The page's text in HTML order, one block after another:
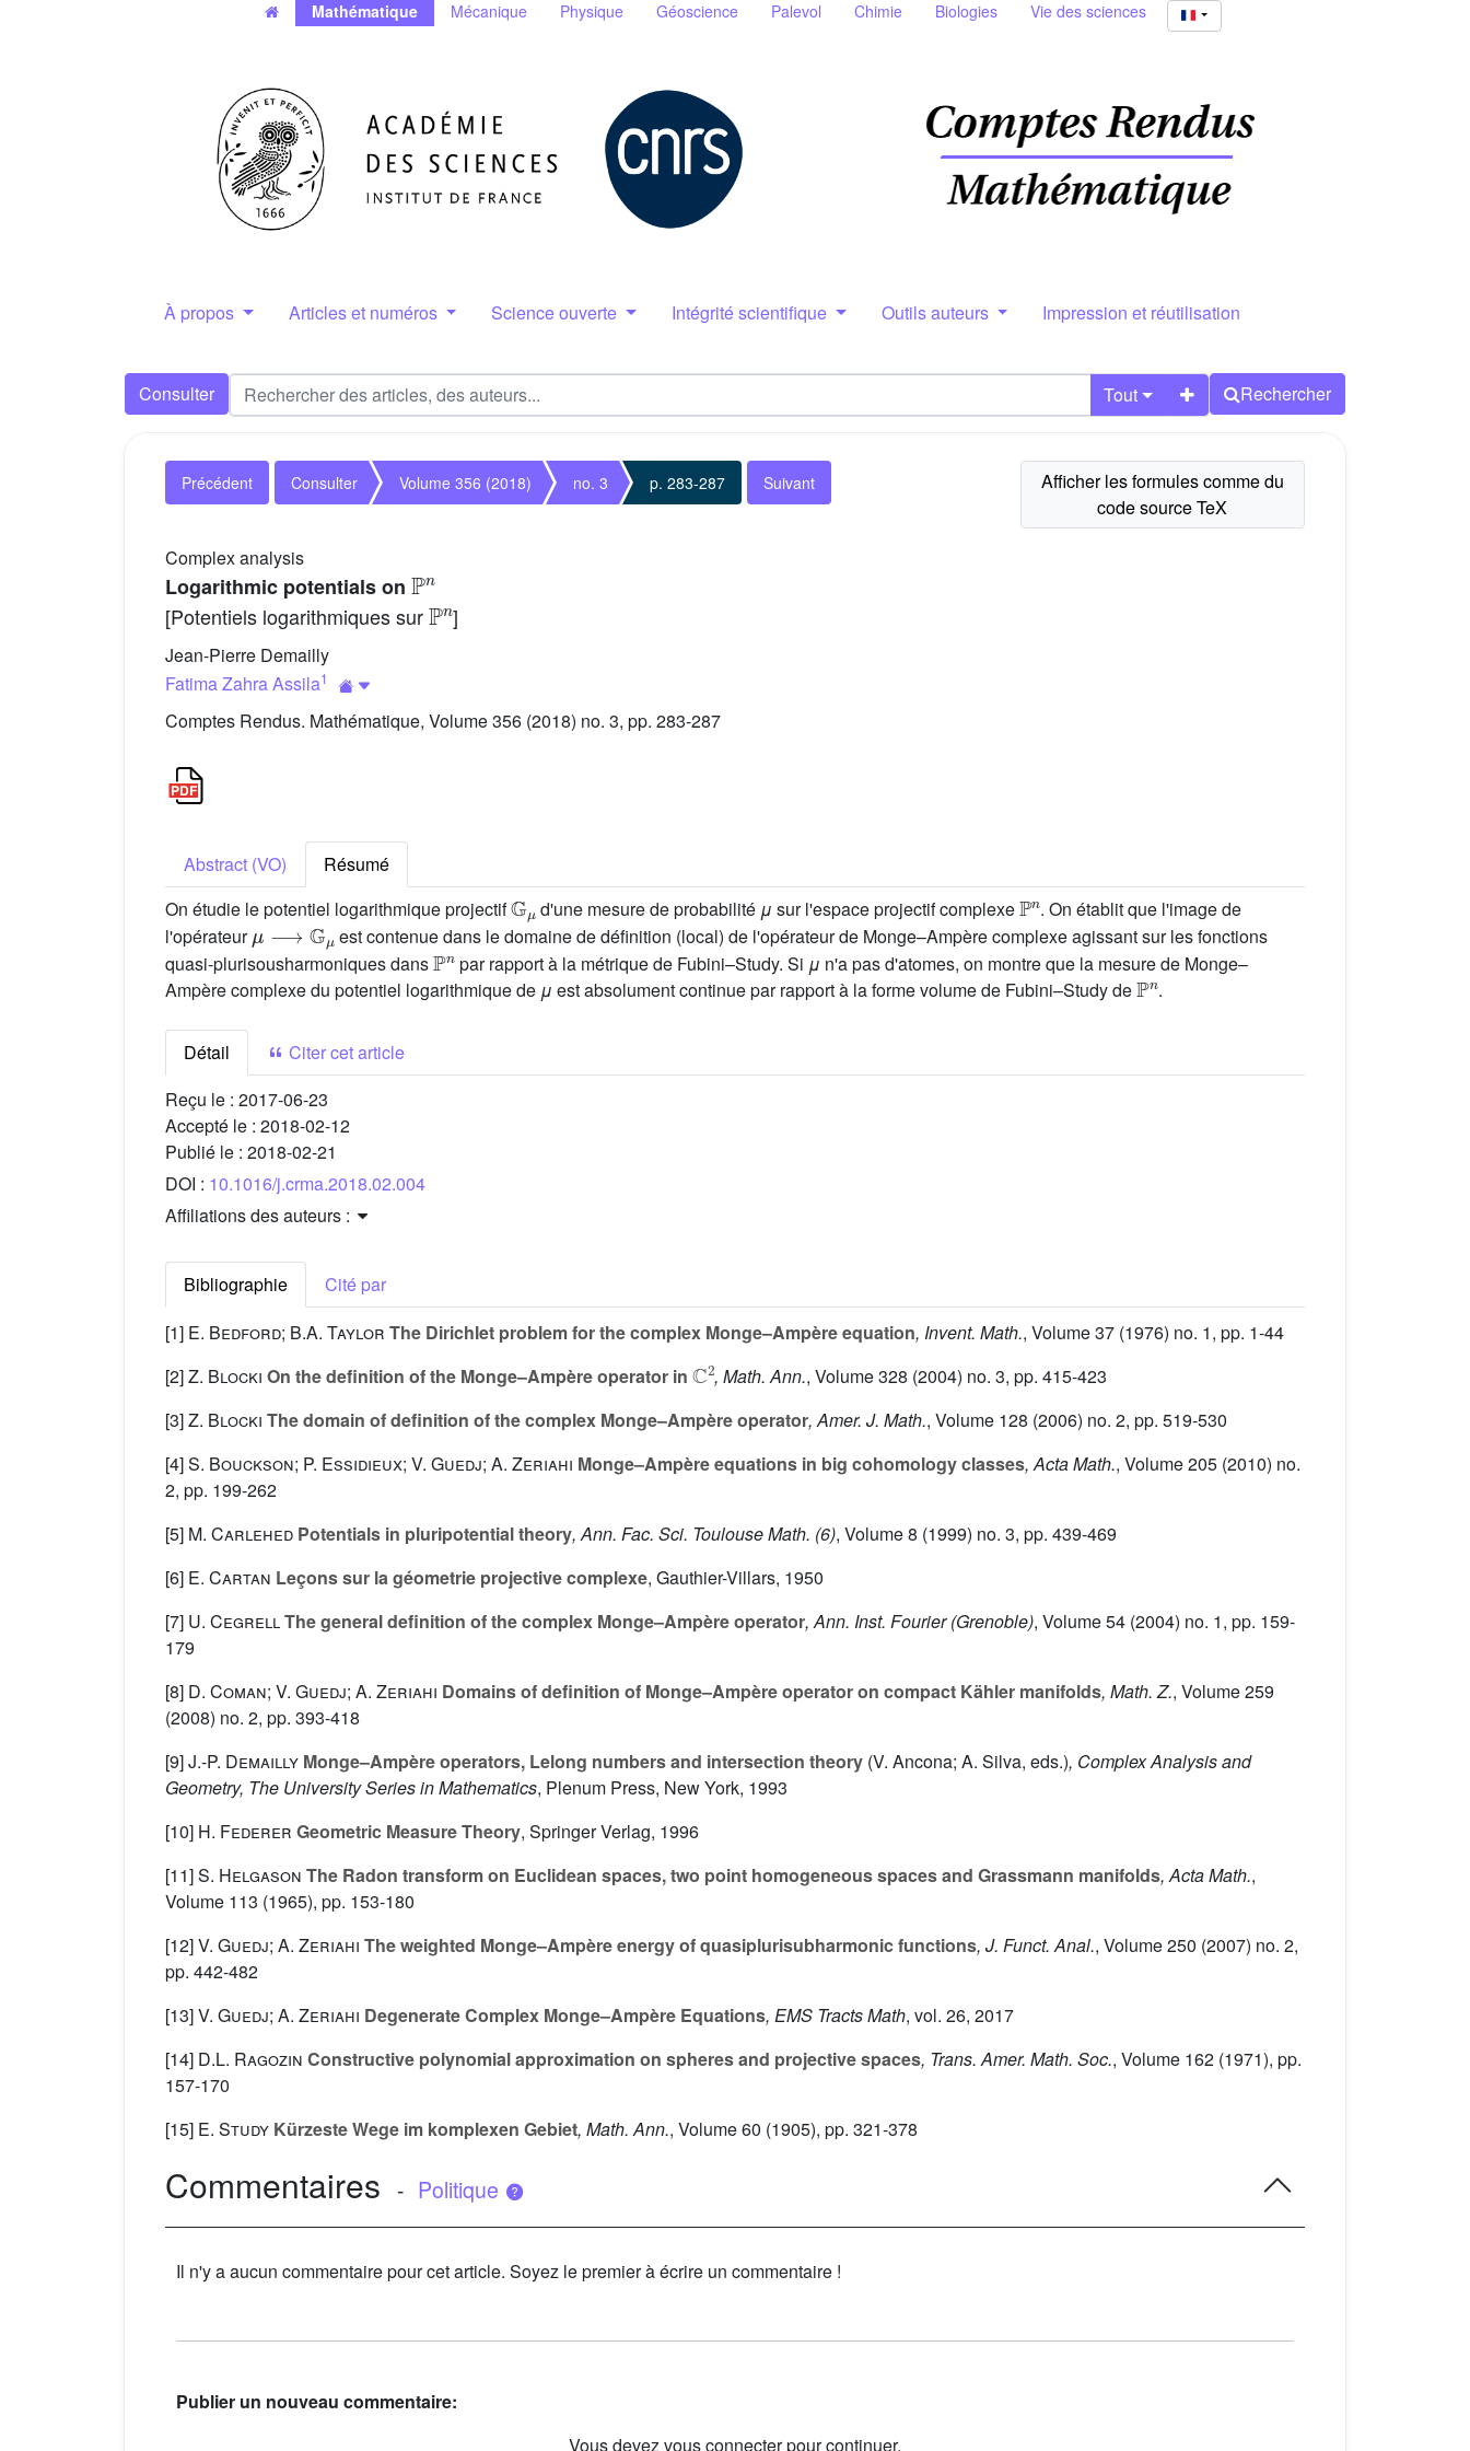
Mathématique Mécanique Physique Géoscience Palevol Chimie Biologies Vie des sciences
À propos Articles et numéros Science ouverte Intégrité scientifique Outils auteurs Impression et réutilisation
Consulter Tout Rechercher
Précédent Consulter Volume 356 (2018) no. 3 p. 283-287 Suivant
Complex analysis
Logarithmic potentials on
[Potentiels logarithmiques surPn]
Jean-Pierre Demailly
Fatima Zahra Assila1
Comptes Rendus. Mathématique, Volume 356 (2018) no. 3, pp. 283-287
Abstract (VO)
Résumé
On étudie le potentiel logarithmique projectif
Gμ
d'une mesure de probabilité μ sur l'espace projectif complexe
Pn
. On établit que l'image de
l'opérateur
μ⟶Gμ
est contenue dans le domaine de définition (local) de l'opérateur de Monge–Ampère complexe agissant sur les fonctions
quasi-plurisousharmoniques dans
Pn
par rapport à la métrique de Fubini–Study. Si μ n'a pas d'atomes, on montre que la mesure de Monge–
Ampère complexe du potentiel logarithmique de μ est absolument continue par rapport à la forme volume de Fubini–Study de
Pn
.
Détail
Citer cet article
Reçu le : 2017-06-23
Accepté le : 2018-02-12
Publié le : 2018-02-21
DOI : 10.1016/j.crma.2018.02.004
Affiliations des auteurs :
Bibliographie
Cité par
[1] E. Bedford; B.A. Taylor The Dirichlet problem for the complex Monge–Ampère equation, Invent. Math., Volume 37 (1976) no. 1, pp. 1-44
[2]Z. Blocki On the definition of the Monge–Ampère operator in
2
, Math. Ann., Volume 328 (2004) no. 3, pp. 415-423
[3]Z. Blocki The domain of definition of the complex Monge–Ampère operator, Amer. J. Math., Volume 128 (2006) no. 2, pp. 519-530
[4]S. Bouckson; P. Essidieux; V. Guedj; A. Zeriahi Monge–Ampère equations in big cohomology classes, Acta Math., Volume 205 (2010) no.
2, pp. 199-262
[5] M. Carlehed Potentials in pluripotential theory, Ann. Fac. Sci. Toulouse Math. (6), Volume 8 (1999) no. 3, pp. 439-469
[6] E. Cartan Leçons sur la géometrie projective complexe, Gauthier-Villars, 1950
[7] U. CegrellThe general definition of the complex Monge–Ampère operator, Ann. Inst. Fourier (Grenoble), Volume 54 (2004) no. 1, pp. 159-
179
[8] D. Coman; V. Guedj; A. Zeriahi Domains of definition of Monge–Ampère operator on compact Kähler manifolds, Math. Z., Volume 259
(2008) no. 2, pp. 393-418
[9]J.-P. Demailly Monge–Ampère operators, Lelong numbers and intersection theory (V. Ancona; A. Silva, eds.), Complex Analysis and
Geometry, The University Series in Mathematics, Plenum Press, New York, 1993
[10] H. Federer Geometric Measure Theory, Springer Verlag, 1996
[11]S. Helgason The Radon transform on Euclidean spaces, two point homogeneous spaces and Grassmann manifolds, Acta Math.,
Volume 113 (1965), pp. 153-180
[12]V. Guedj; A. Zeriahi The weighted Monge–Ampère energy of quasiplurisubharmonic functions, J. Funct. Anal., Volume 250 (2007) no. 2,
pp. 442-482
[13]V. Guedj; A. Zeriahi Degenerate Complex Monge–Ampère Equations, EMS Tracts Math, vol. 26, 2017
[14] D.L. Ragozin Constructive polynomial approximation on spheres and projective spaces, Trans. Amer. Math. Soc., Volume 162 (1971), pp.
157-170
[15] E. Study Kürzeste Wege im komplexen Gebiet, Math. Ann., Volume 60 (1905), pp. 321-378
Commentaires - Politique
Il n'y a aucun commentaire pour cet article. Soyez le premier à écrire un commentaire !
Publier un nouveau commentaire:
Vous devez vous connecter pour continuer.